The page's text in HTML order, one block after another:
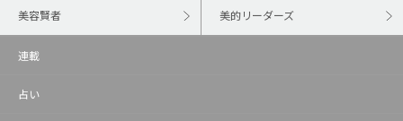
美容賢者 美的リーダーズ
連載
占い